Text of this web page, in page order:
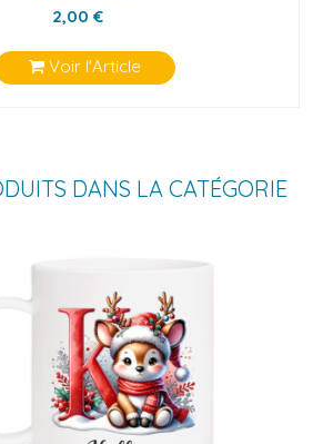
2,00 €
Voir l'Article
DANS LA CATÉGORIE